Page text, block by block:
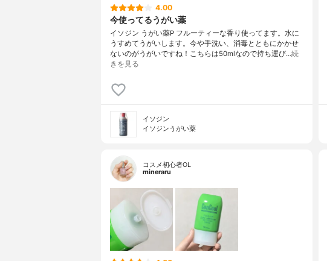
4.00
今使ってるうがい薬
イソジン うがい薬P フルーティーな香り使ってます。水に
うすめてうがいします。今や手洗い、消毒とともにかかせ
ないのがうがいですね！こちらは50mlなので持ち運び…続
きを見る
イソジン
イソジンうがい薬
コスメ初心者OL
mineraru